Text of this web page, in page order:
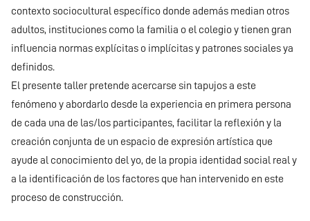
contexto sociocultural específico donde además median otros
adultos, instituciones como la familia o el colegio y tienen gran
influencia normas explícitas o implícitas y patrones sociales ya
definidos.
El presente taller pretende acercarse sin tapujos a este
fenómeno y abordarlo desde la experiencia en primera persona
de cada una de las/los participantes, facilitar la reflexión y la
creación conjunta de un espacio de expresión artística que
ayude al conocimiento del yo, de la propia identidad social real y
a la identificación de los factores que han intervenido en este
proceso de construcción.